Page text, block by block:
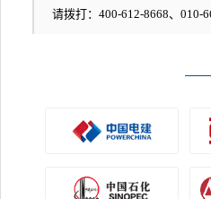
请拨打：400-612-8668、010-